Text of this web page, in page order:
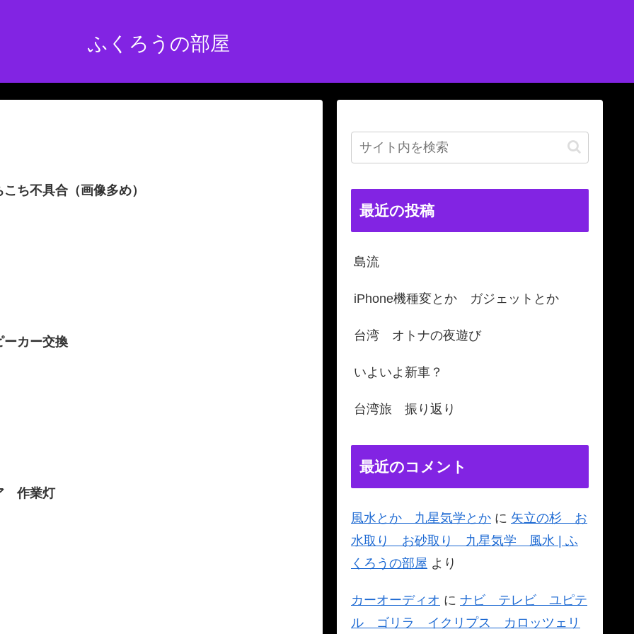
ふくろうの部屋
こち不具合（画像多め）
ーカー交換
作業灯
最近の投稿
島流
iPhone機種変とか ガジェットとか
台湾 オトナの夜遊び
いよいよ新車？
台湾旅 振り返り
最近のコメント
風水とか 九星気学とか に 矢立の杉 お
水取り お砂取り 九星気学 風水 | ふ
くろうの部屋 より
カーオーディオ に ナビ テレビ ユピテ
ル ゴリラ イクリプス カロッツェリ